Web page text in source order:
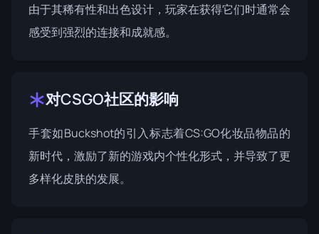
由于其稀有性和出色设计，玩家在获得它们时通常会
感受到强烈的连接和成就感。
对CSGO社区的影响
手套如Buckshot的引入标志着CS:GO化妆品物品的
新时代，激励了新的游戏内个性化形式，并导致了更
多样化皮肤的发展。